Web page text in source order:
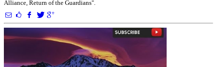
Alliance, Return of the Guardians".